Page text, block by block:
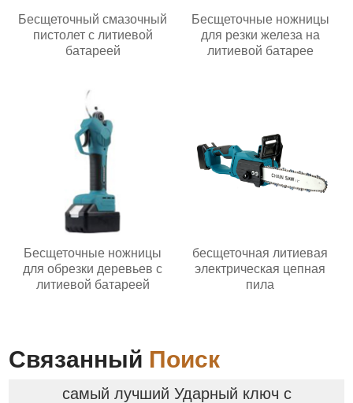
Бесщеточный смазочный
пистолет с литиевой
батареей
Бесщеточные ножницы
для резки железа на
литиевой батарее
Бесщеточные ножницы
для обрезки деревьев с
литиевой батареей
бесщеточная литиевая
электрическая цепная
пила
Связанный Поиск
самый лучший Ударный ключ с